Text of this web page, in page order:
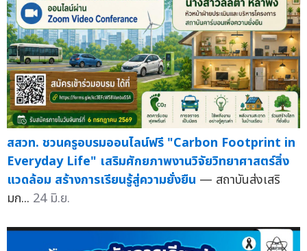
สสวท. ชวนครูอบรมออนไลน์ฟรี "Carbon Footprint in
Everyday Life" เสริมศักยภาพงานวิจัยวิทยาศาสตร์สิ่ง
แวดล้อม สร้างการเรียนรู้สู่ความยั่งยืน — สถาบันส่งเสริ
มก... 24 มิ.ย.